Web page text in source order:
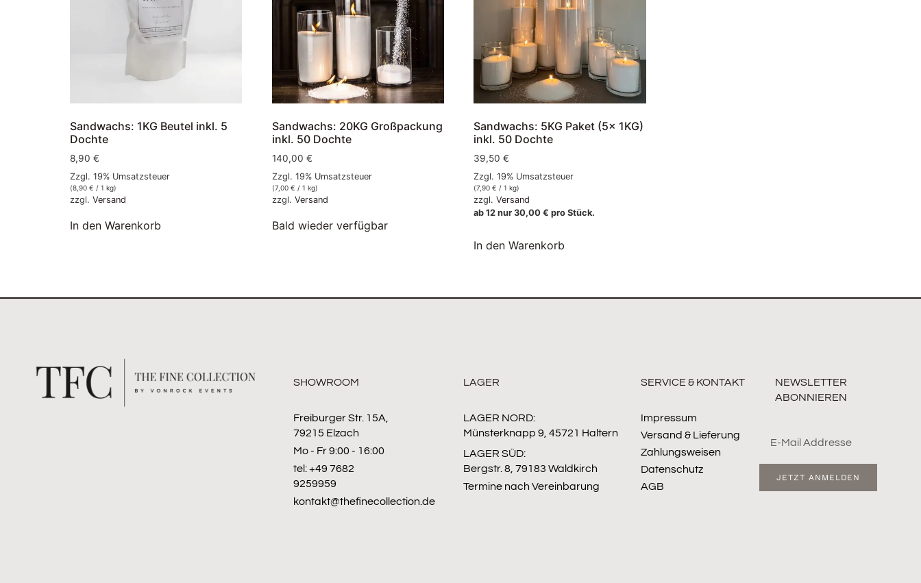
Sandwachs: 1KG Beutel inkl. 5
Dochte
8,90 €
Zzgl. 19% Umsatzsteuer
(8,90 € / 1 kg)
zzgl. Versand
In den Warenkorb
Sandwachs: 20KG Großpackung
inkl. 50 Dochte
140,00 €
Zzgl. 19% Umsatzsteuer
(7,00 € / 1 kg)
zzgl. Versand
Bald wieder verfügbar
Sandwachs: 5KG Paket (5x 1KG)
inkl. 50 Dochte
39,50€
Zzgl. 19% Umsatzsteuer
(7,90€ / 1 kg)
zzgl.Versand
ab 12 nur30,00€ pro Stück.
In den Warenkorb
SHOWROOM
Freiburger Str. 15A,
79215 Elzach
Mo - Fr 9:00 - 16:00
tel: +49 7682
9259959
kontakt@thefinecollection.de
LAGER
LAGER NORD:
Münsterknapp 9, 45721 Haltern
LAGER SÜD:
Bergstr. 8, 79183 Waldkirch
Termine nach Vereinbarung
SERVICE & KONTAKT
Impressum
Versand & Lieferung
Zahlungsweisen
Datenschutz
AGB
NEWSLETTER
ABONNIEREN
JETZT ANMELDEN